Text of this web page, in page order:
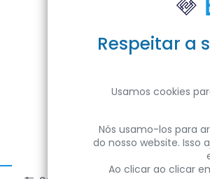
Respeitar a
Usamos cookies
Nós usamo-los para
do nosso website.
Ao clicar ao clicar